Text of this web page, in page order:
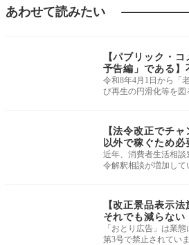
あわせて読みたい
【パブリック・
予告編」である】
読みする戦略的情
令和8年4月1日から「
び再生の円滑化等を
【法令改正でチ
以外で稼ぐため
めておきたい消費
近年、消費者生活相
令解釈相談が増加し
【改正景品表示
それでも減らな
「おとり広告」は業
第3号で禁止されてい